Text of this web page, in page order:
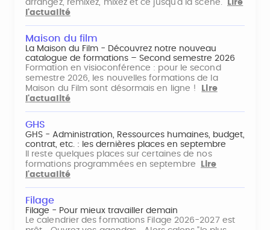
arrangez, remixez, mixez et ce jusqu'à la scène.
Lire
l'actualité
Maison du film
La Maison du Film - Découvrez notre nouveau
catalogue de formations – Second semestre 2026
Formation en visioconférence : pour le second
semestre 2026, les nouvelles formations de la
Maison du Film sont désormais en ligne !
Lire
l'actualité
GHS
GHS - Administration, Ressources humaines, budget,
contrat, etc. : les dernières places en septembre
Il reste quelques places sur certaines de nos
formations programmées en septembre
Lire
l'actualité
Filage
Filage - Pour mieux travailler demain
Le calendrier des formations Filage 2026-2027 est